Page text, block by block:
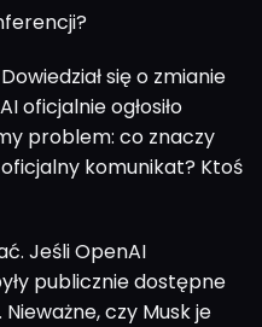
się o zmianie
oficjalnie ogłosiło
problem: co znaczy
oficjalny komunikat? Ktoś
Jeśli OpenAI
publicznie dostępne
czy Musk je